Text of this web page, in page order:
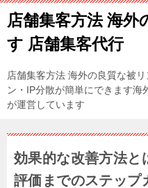
店舗集客方法 海外
す 店舗集客代行
店舗集客方法 海外の良質な被
ン・IP分散が簡単にできます
が運営しています
効果的な改善方法と
評価までのステップ